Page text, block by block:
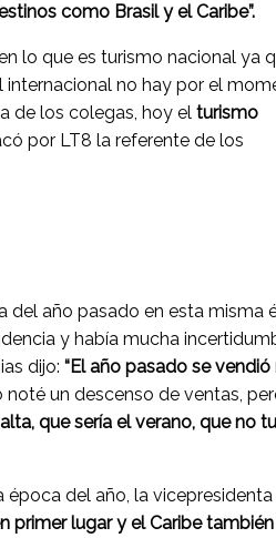
como Brasil y el Caribe”.
lo que es turismo nacional ya
no hay por el
de los colegas, hoy el turismo
por LT8 la referente de los
del año pasado en esta misma
y había mucha
dijo: “El año pasado se
noté un descenso de ventas,
que sería el verano, que no
del año, la
primer lugar y el Caribe